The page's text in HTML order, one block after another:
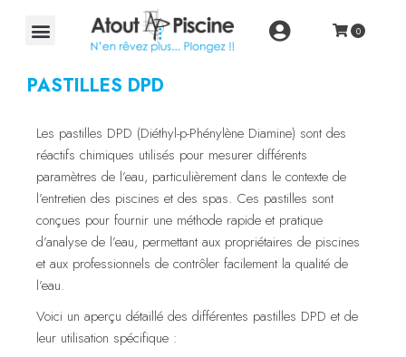
PASTILLES DPD
Les pastilles DPD (Diéthyl-p-Phénylène Diamine) sont des
réactifs chimiques utilisés pour mesurer différents
paramètres de l’eau, particulièrement dans le contexte de
l’entretien des piscines et des spas. Ces pastilles sont
conçues pour fournir une méthode rapide et pratique
d’analyse de l’eau, permettant aux propriétaires de piscines
et aux professionnels de contrôler facilement la qualité de
l’eau.
Voici un aperçu détaillé des différentes pastilles DPD et de
leur utilisation spécifique :